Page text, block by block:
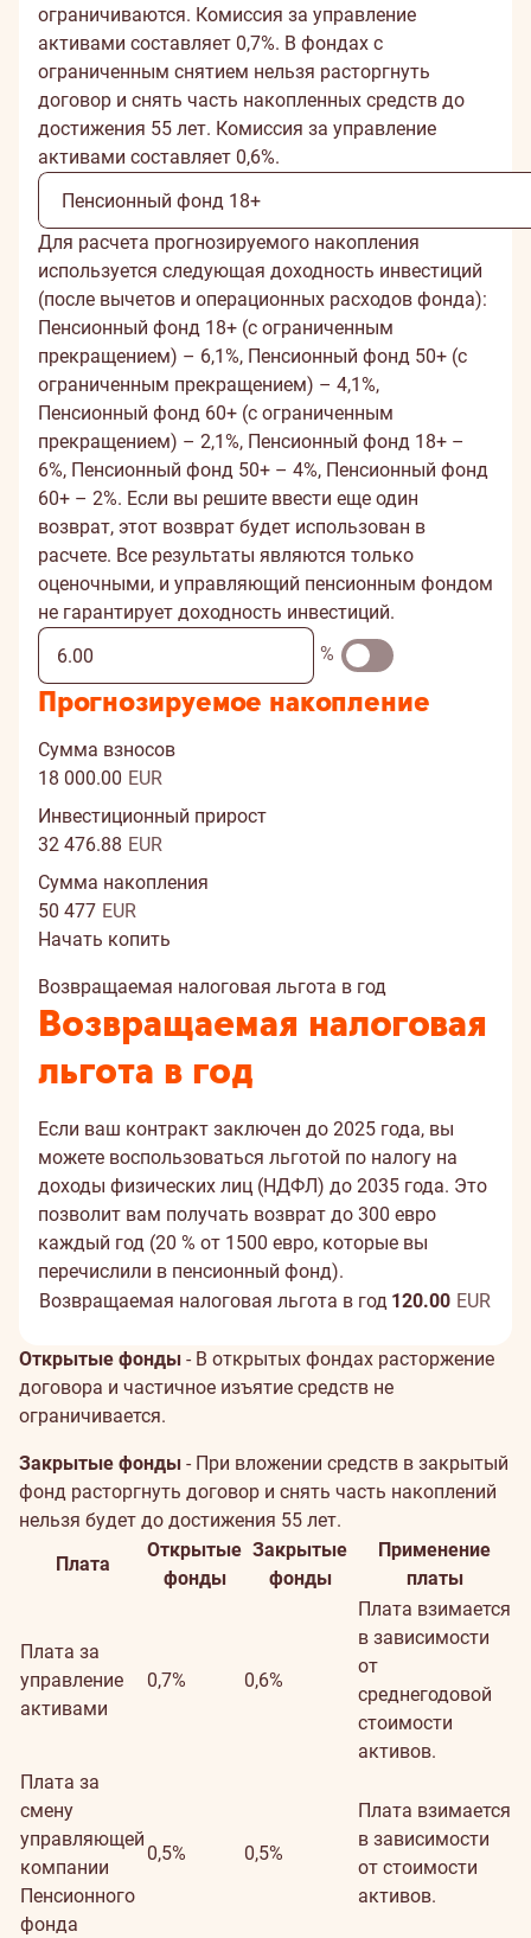
ограничиваются. Комиссия за управление
активами составляет 0,7%. В фондах с
ограниченным снятием нельзя расторгнуть
договор и снять часть накопленных средств до
достижения 55 лет. Комиссия за управление
активами составляет 0,6%.
Для расчета прогнозируемого накопления
используется следующая доходность инвестиций
(после вычетов и операционных расходов фонда):
Пенсионный фонд 18+ (с ограниченным
прекращением) – 6,1%, Пенсионный фонд 50+ (с
ограниченным прекращением) – 4,1%,
Пенсионный фонд 60+ (c ограниченным
прекращением) – 2,1%, Пенсионный фонд 18+ –
6%, Пенсионный фонд 50+ – 4%, Пенсионный фонд
60+ – 2%. Если вы решите ввести еще один
возврат, этот возврат будет использован в
расчете. Все результаты являются только
оценочными, и управляющий пенсионным фондом
не гарантирует доходность инвестиций.
%
Прогнозируемое накопление
Сумма взносов
18 000.00 EUR
Инвестиционный прирост
32 476.88 EUR
Cумма накопления
50 477 EUR
Начать копить
Возвращаемая налоговая льгота в год
Возвращаемая налоговая
льгота в год
Если ваш контракт заключен до 2025 года, вы
можете воспользоваться льготой по налогу на
доходы физических лиц (НДФЛ) до 2035 года. Это
позволит вам получать возврат до 300 евро
каждый год (20 % от 1500 евро, которые вы
перечислили в пенсионный фонд).
Возвращаемая налоговая льгота в год 120.00 EUR
Открытые фонды - В открытых фондах расторжение
договора и частичное изъятие средств не
ограничивается.
Закрытые фонды - При вложении средств в закрытый
фонд расторгнуть договор и снять часть накоплений
нельзя будет до достижения 55 лет.
Плата
Открытые
фонды
Закрытые
фонды
Применение
платы
Плата за
управление
активами
0,7% 0,6%
Плата взимается
в зависимости
от
среднегодовой
стоимости
активов.
Плата за
смену
управляющей
компании
Пенсионного
фонда
0,5% 0,5%
Плата взимается
в зависимости
от стоимости
активов.